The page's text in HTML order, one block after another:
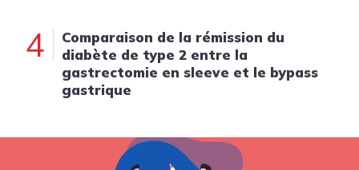
4
Comparaison de la rémission du
diabète de type 2 entre la
gastrectomie en sleeve et le bypass
gastrique